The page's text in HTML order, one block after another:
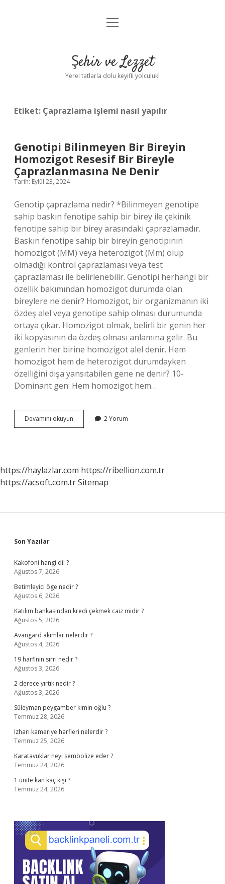
Anasayfa
Yasal Uyarı
menüyü
Şehir ve Lezzet
Yerel tatlarla dolu keyifli yolculuk!
Etiket: Çaprazlama işlemi nasıl yapılır
Genotipi Bilinmeyen Bir Bireyin
Homozigot Resesif Bir Bireyle
Çaprazlanmasına Ne Denir
Tarih: Eylül 23, 2024
Genotip çaprazlama nedir? *Bilinmeyen genotipe
sahip baskın fenotipe sahip bir birey ile çekinik
fenotipe sahip bir birey arasındaki çaprazlamadır.
Baskın fenotipe sahip bir bireyin genotipinin
homozigot (MM) veya heterozigot (Mm) olup
olmadığı kontrol çaprazlaması veya test
çaprazlaması ile belirlenebilir. Genotipi herhangi bir
özellik bakımından homozigot durumda olan
bireylere ne denir? Homozigot, bir organizmanın iki
özdeş alel veya genotipe sahip olması durumunda
ortaya çıkar. Homozigot olmak, belirli bir genin her
iki kopyasının da özdeş olması anlamına gelir. Bu
genlerin her birine homozigot alel denir. Hem
homozigot hem de heterozigot durumdayken
özelliğini dışa yansıtabilen gene ne denir? 10-
Dominant gen: Hem homozigot hem…
Devamını okuyun Genotipi
Bilinmeyen
Bir
Bireyle
2 Yorum
https://haylazlar.com https://ribellion.com.tr
https://acsoft.com.trSitemap
Sidebar
Son Yazılar
Kakofoni hangi dil ?
Ağustos 7, 2026
Betimleyici öge nedir ?
Ağustos 6, 2026
Katılım bankasından kredi çekmek caiz midir ?
Ağustos 5, 2026
Avangard akımlar nelerdir ?
Ağustos 4, 2026
19 harfinin sırrı nedir ?
Ağustos 3, 2026
2 derece yırtık nedir ?
Ağustos 3, 2026
Süleyman peygamber kimin oğlu ?
Temmuz 28, 2026
Izharı kameriye harfleri nelerdir ?
Temmuz 25, 2026
Karatavuklar neyi sembolize eder ?
Temmuz 24, 2026
1 ünite kan kaç kişi ?
Temmuz 24, 2026